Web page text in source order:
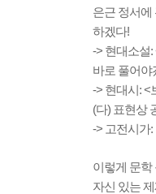
은근 정서에
하겠다!
-> 현대소설:
바로 풀어
-> 현대시: <
(다) 표현상
-> 고전시가
이렇게 문학
자신 있는